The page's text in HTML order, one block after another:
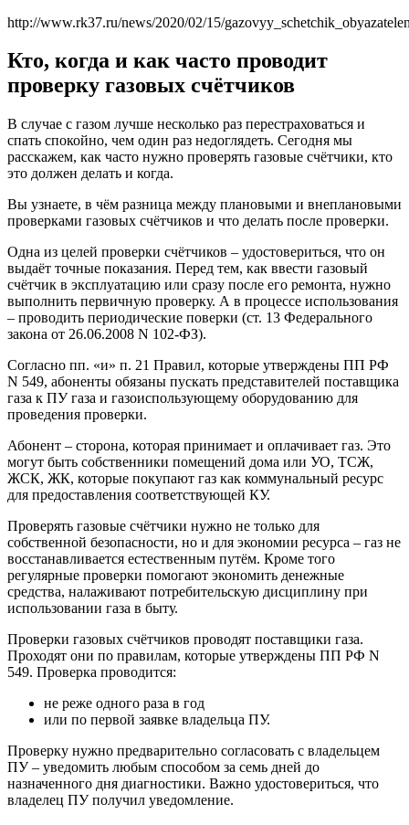
http://www.rk37.ru/news/2020/02/15/
Кто, когда и как часто проводит
проверку газовых счётчиков
В случае с газом лучше несколько раз перестраховаться и
спать спокойно, чем один раз недоглядеть. Сегодня мы
расскажем, как часто нужно проверять газовые счётчики, кто
это должен делать и когда.
Вы узнаете, в чём разница между плановыми и внеплановыми
проверками газовых счётчиков и что делать после проверки.
Одна из целей проверки счётчиков – удостовериться, что он
выдаёт точные показания. Перед тем, как ввести газовый
счётчик в эксплуатацию или сразу после его ремонта, нужно
выполнить первичную проверку. А в процессе использования
– проводить периодические поверки (ст. 13 Федерального
закона от 26.06.2008 N 102-ФЗ).
Согласно пп. «и» п. 21 Правил, которые утверждены ПП РФ
N 549, абоненты обязаны пускать представителей поставщика
газа к ПУ газа и газоиспользующему оборудованию для
проведения проверки.
Абонент – сторона, которая принимает и оплачивает газ. Это
могут быть собственники помещений дома или УО, ТСЖ,
ЖСК, ЖК, которые покупают газ как коммунальный ресурс
для предоставления соответствующей КУ.
Проверять газовые счётчики нужно не только для
собственной безопасности, но и для экономии ресурса – газ не
восстанавливается естественным путём. Кроме того
регулярные проверки помогают экономить денежные
средства, налаживают потребительскую дисциплину при
использовании газа в быту.
Проверки газовых счётчиков проводят поставщики газа.
Проходят они по правилам, которые утверждены ПП РФ N
549. Проверка проводится:
не реже одного раза в год
или по первой заявке владельца ПУ.
Проверку нужно предварительно согласовать с владельцем
ПУ – уведомить любым способом за семь дней до
назначенного дня диагностики. Важно удостовериться, что
владелец ПУ получил уведомление.